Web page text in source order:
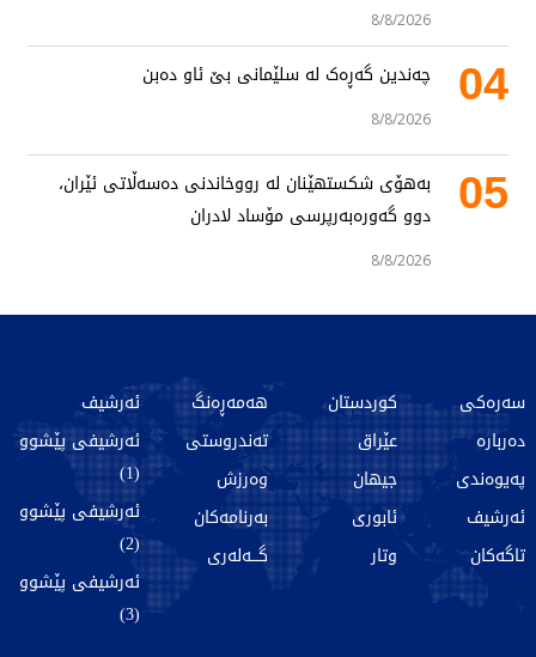
8/8/2026
04 چەندین گەڕەک لە سلێمانی بێ ئاو دەبن
8/8/2026
05
بەهۆی شکستهێنان لە رووخاندنی دەسەڵاتی ئێران،
دوو گەورەبەرپرسی مۆساد لادران
8/8/2026
سەرەکی
دەربارە
پەیوەندی
ئەرشیف
تاگەکان
کوردستان
عێراق
جیهان
ئابوری
وتار
هەمەڕەنگ
تەندروستی
وەرزش
بەرنامەکان
گـــەلەری
ئەرشیف
ئەرشیفی پێشوو
(1)
ئەرشیفی پێشوو
(2)
ئەرشیفی پێشوو
(3)